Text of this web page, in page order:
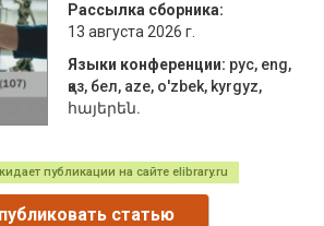
Рассылка сборника:
13 августа 2026 г.
Языки конференции: рус, eng,
қаз, бел, aze, о'zbek, kyrgyz,
հայերեն.
публикации на сайте elibrary.ru
статью